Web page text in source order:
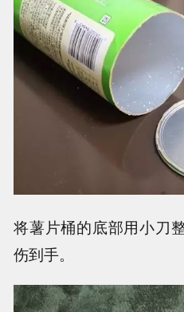
将薯片桶的底部用小刀
伤到手。